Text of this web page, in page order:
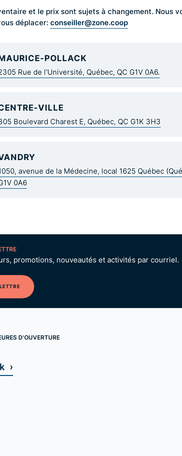
et le prix sont sujets à changement. Nous
déplacer: conseiller@zone.coop
POLLACK
Rue de l'Université, Québec, QC G1V 0A6.
VILLE
Boulevard Charest E, Québec, QC G1K 3H3
avenue de la Médecine, local 1625 Québec
0A6
promotions, nouveautés et activités par courriel.
D'OUVERTURE
›